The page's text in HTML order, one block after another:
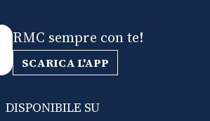
RMC sempre con te!
SCARICA L'APP
DISPONIBILE SU